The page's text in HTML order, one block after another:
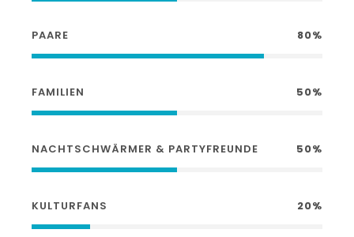
PAARE 80%
FAMILIEN 50%
NACHTSCHWÄRMER & PARTYFREUNDE 50%
KULTURFANS 20%